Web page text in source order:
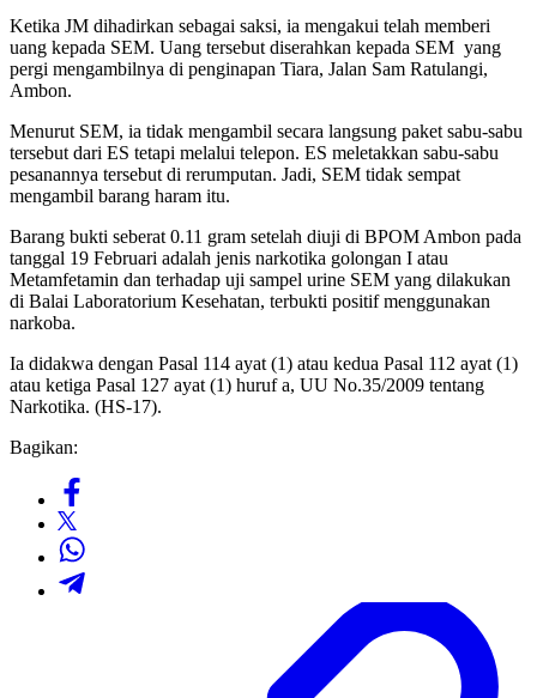
Ketika JM dihadirkan sebagai saksi, ia mengakui telah memberi
uang kepada SEM. Uang tersebut diserahkan kepada SEM yang
pergi mengambilnya di penginapan Tiara, Jalan Sam Ratulangi,
Ambon.
Menurut SEM, ia tidak mengambil secara langsung paket sabu-sabu
tersebut dari ES tetapi melalui telepon. ES meletakkan sabu-sabu
pesanannya tersebut di rerumputan. Jadi, SEM tidak sempat
mengambil barang haram itu.
Barang bukti seberat 0.11 gram setelah diuji di BPOM Ambon pada
tanggal 19 Februari adalah jenis narkotika golongan I atau
Metamfetamin dan terhadap uji sampel urine SEM yang dilakukan
di Balai Laboratorium Kesehatan, terbukti positif menggunakan
narkoba.
Ia didakwa dengan Pasal 114 ayat (1) atau kedua Pasal 112 ayat (1)
atau ketiga Pasal 127 ayat (1) huruf a, UU No.35/2009 tentang
Narkotika. (HS-17).
Bagikan: